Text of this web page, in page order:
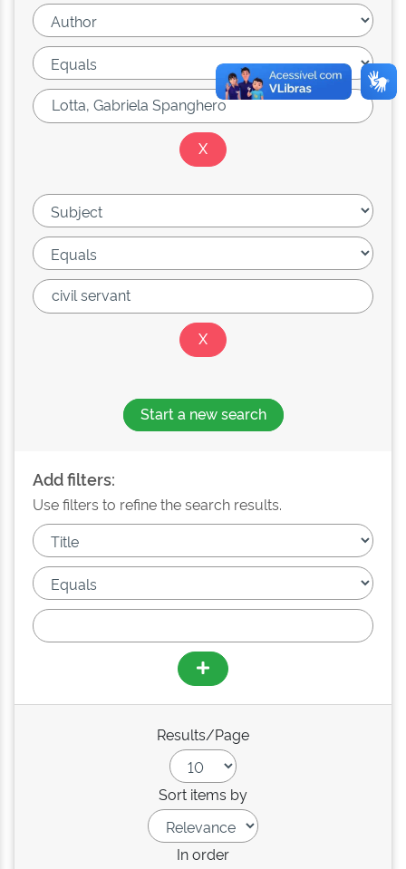
Start a new search
Add filters:
Use filters to refine the search results.
Results/Page
Sort items by
In order